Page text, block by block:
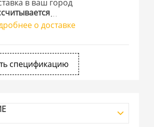
в ваш город
о доставке
спецификацию